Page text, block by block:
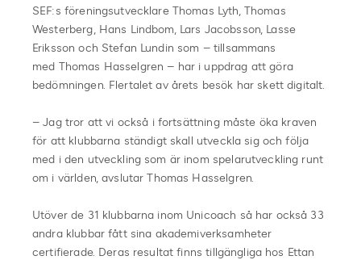
SEF:s föreningsutvecklare Thomas Lyth, Thomas
Westerberg, Hans Lindbom, Lars Jacobsson, Lasse
Eriksson och Stefan Lundin som – tillsammans
med Thomas Hasselgren – har i uppdrag att göra
bedömningen. Flertalet av årets besök har skett digitalt.
– Jag tror att vi också i fortsättning måste öka kraven
för att klubbarna ständigt skall utveckla sig och följa
med i den utveckling som är inom spelarutveckling runt
om i världen, avslutar Thomas Hasselgren.
Utöver de 31 klubbarna inom Unicoach så har också 33
andra klubbar fått sina akademiverksamheter
certifierade. Deras resultat finns tillgängliga hos Ettan